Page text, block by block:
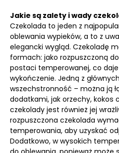
Jakie są zalety i wady
Czekolada to jeden z
oblewania wypieków, a to z
elegancki wygląd. Czekoladę
formach: jako rozpuszczoną
postaci temperowanej, co daje
wykończenie. Jedną z
wszechstronność – można ją
dodatkami, jak orzechy, kokos
czekolady jest również jej
rozpuszczona czekolada
temperowania, aby uzyskać
Dodatkowo, w wysokich